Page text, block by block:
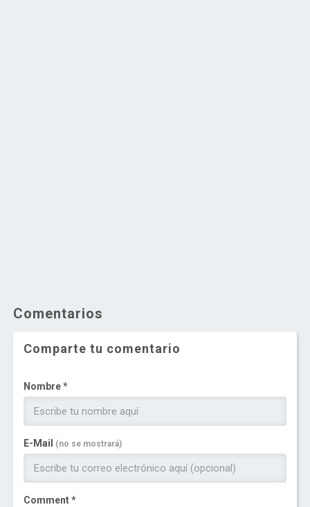
Comentarios
Comparte tu comentario
Nombre *
E-Mail (no se mostrará)
Comment *